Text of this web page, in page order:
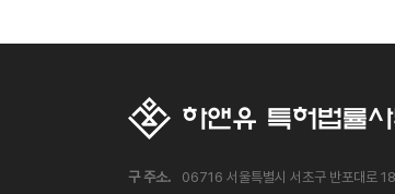
구 주소.
06716 서울특별시 서초구 반포대로